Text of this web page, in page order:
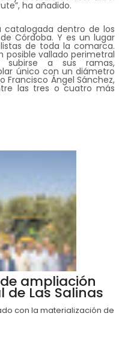
ha añadido.
catalogada dentro de los
Córdoba. Y es un lugar
de toda la comarca.
posible vallado perimetral
subirse a sus ramas,
único con un diámetro
Francisco Ángel Sánchez,
las tres o cuatro más
ampliación
Las Salinas
con la materialización de